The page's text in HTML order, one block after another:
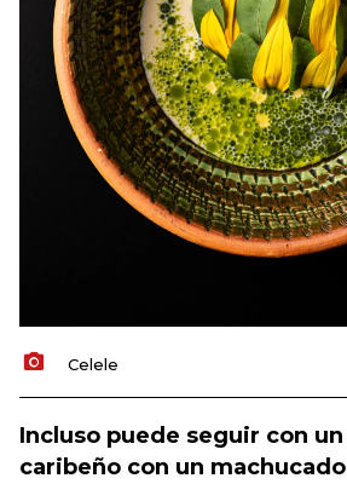
Celele
Incluso puede seguir con
caribeño con un